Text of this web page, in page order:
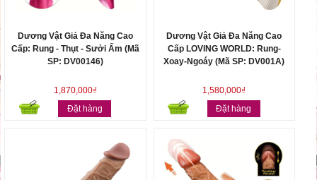
Dương Vật Giả Đa Năng Cao
Cấp: Rung - Thụt - Sưởi Ấm (Mã
SP: DV00146)
1,870,000₫
Đặt hàng
Dương Vật Giả Đa Năng Cao
Cấp LOVING WORLD: Rung-
Xoay-Ngoáy (Mã SP: DV001A)
1,580,000₫
Đặt hàng